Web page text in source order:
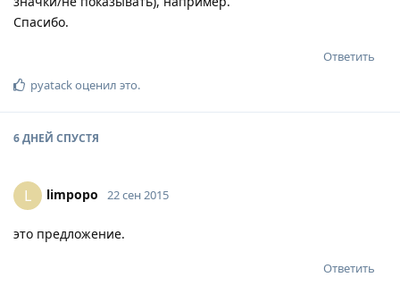
Спасибо.
Ответить
pyatackоценил это.
6 ДНЕЙ СПУСТЯ
L limpopo 22 сен 2015
это предложение.
Ответить